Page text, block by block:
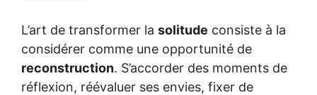
L’art de transformer la solitude consiste à la
considérer comme une opportunité de
reconstruction. S’accorder des moments de
réflexion, réévaluer ses envies, fixer de